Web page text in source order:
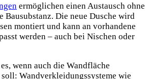
ermöglichen einen Austausch ohne
Die neue Dusche wird
montiert und kann an vorhandene
werden – auch bei Nischen oder
wenn auch die Wandfläche
Wandverkleidungssysteme wie